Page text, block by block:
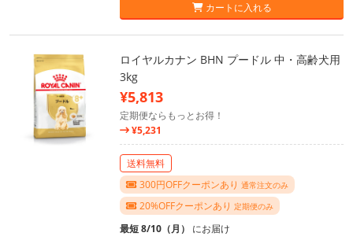
カートに入れる
ロイヤルカナン BHN プードル 中・高齢犬用
3kg
¥5,813
定期便ならもっとお得！
¥5,231
送料無料
300円OFFクーポンあり 通常注文のみ
20%OFFクーポンあり 定期便のみ
最短 8/10（月） にお届け